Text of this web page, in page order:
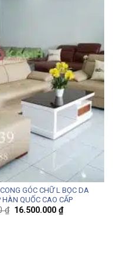
GÓC CHỮ L BỌC DA
HÀN QUỐC CAO CẤP
₫ Giá
16.500.000₫Giá
hiện